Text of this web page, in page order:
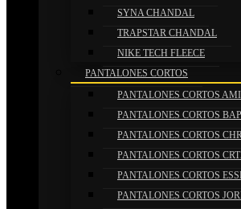
SYNA CHANDAL
TRAPSTAR CHANDAL
NIKE TECH FLEECE
PANTALONES CORTOS
PANTALONES CORTOS AMI
PANTALONES CORTOS
PANTALONES CORTOS
PANTALONES CORTOS
PANTALONES CORTOS
PANTALONES CORTOS